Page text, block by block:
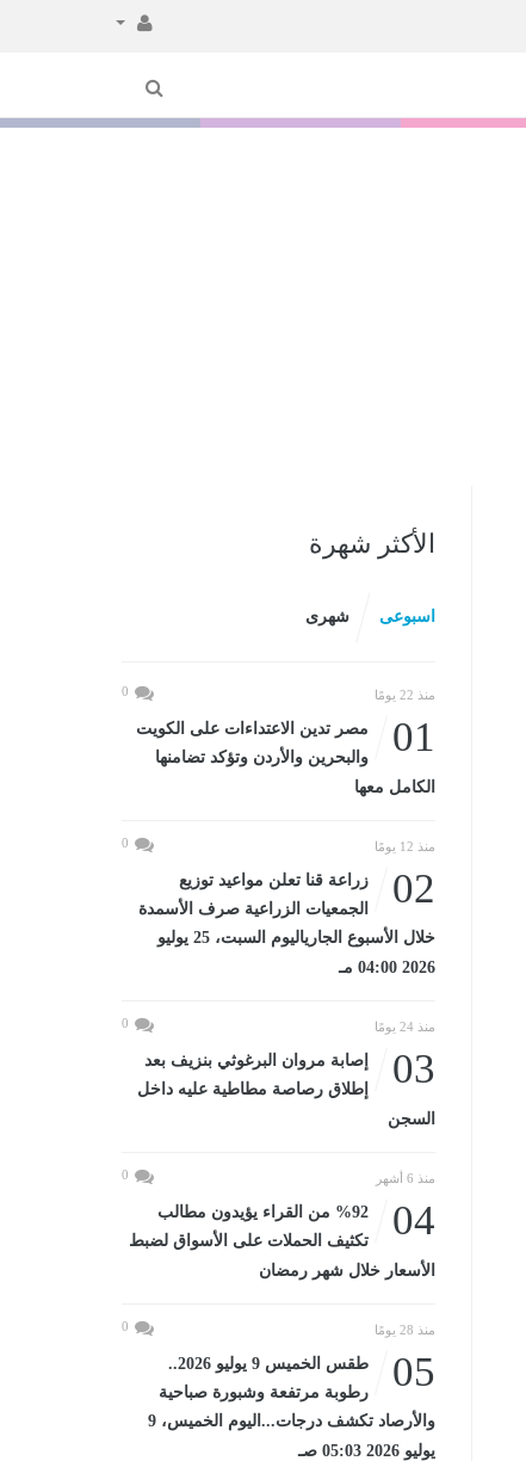
الأكثر شهرة
اسبوعى شهرى
منذ 22 يومًا 0
01
مصر تدين الاعتداءات على الكويت
والبحرين والأردن وتؤكد تضامنها
الكامل معها
منذ 12 يومًا 0
02
زراعة قنا تعلن مواعيد توزيع
الجمعيات الزراعية صرف الأسمدة
خلال الأسبوع الجارياليوم السبت، 25 يوليو
2026 04:00 مـ
منذ 24 يومًا 0
03
إصابة مروان البرغوثي بنزيف بعد
إطلاق رصاصة مطاطية عليه داخل
السجن
منذ 6 أشهر 0
04
%92 من القراء يؤيدون مطالب
تكثيف الحملات على الأسواق لضبط
الأسعار خلال شهر رمضان
منذ 28 يومًا 0
05
طقس الخميس 9 يوليو 2026..
رطوبة مرتفعة وشبورة صباحية
والأرصاد تكشف درجات...اليوم الخميس، 9
يوليو 2026 05:03 صـ